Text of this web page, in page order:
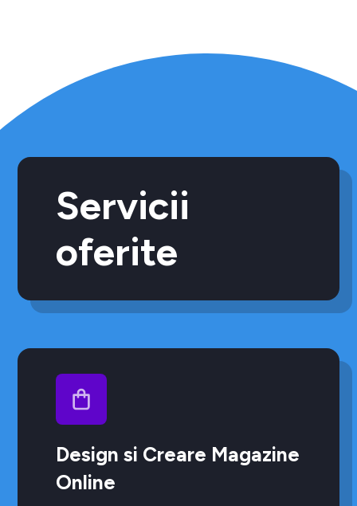
Servicii
oferite
Design si Creare Magazine
Online